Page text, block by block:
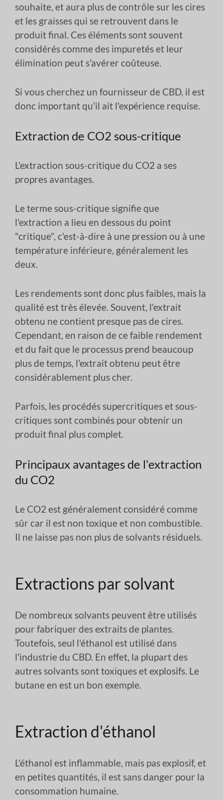
souhaite, et aura plus de contrôle sur les cires
et les graisses qui se retrouvent dans le
produit final. Ces éléments sont souvent
considérés comme des impuretés et leur
élimination peut s'avérer coûteuse.
Si vous cherchez un fournisseur de CBD, il est
donc important qu'il ait l'expérience requise.
Extraction de CO2 sous-critique
L'extraction sous-critique du CO2 a ses
propres avantages.
Le terme sous-critique signifie que
l'extraction a lieu en dessous du point
"critique", c'est-à-dire à une pression ou à une
température inférieure, généralement les
deux.
Les rendements sont donc plus faibles, mais la
qualité est très élevée. Souvent, l'extrait
obtenu ne contient presque pas de cires.
Cependant, en raison de ce faible rendement
et du fait que le processus prend beaucoup
plus de temps, l'extrait obtenu peut être
considérablement plus cher.
Parfois, les procédés supercritiques et sous-
critiques sont combinés pour obtenir un
produit final plus complet.
Principaux avantages de l'extraction
du CO2
Le CO2 est généralement considéré comme
sûr car il est non toxique et non combustible.
Il ne laisse pas non plus de solvants résiduels.
Extractions par solvant
De nombreux solvants peuvent être utilisés
pour fabriquer des extraits de plantes.
Toutefois, seul l'éthanol est utilisé dans
l'industrie du CBD. En effet, la plupart des
autres solvants sont toxiques et explosifs. Le
butane en est un bon exemple.
Extraction d'éthanol
L'éthanol est inflammable, mais pas explosif, et
en petites quantités, il est sans danger pour la
consommation humaine.